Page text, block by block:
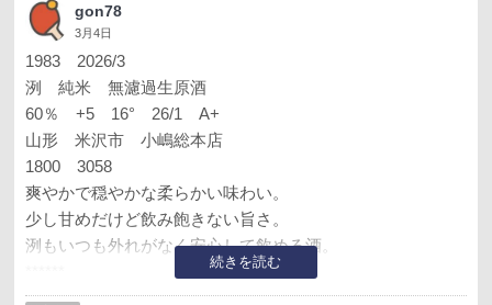
gon78
3月4日
続きを読む
1983 2026/3
洌 純米 無濾過生原酒
60％ +5 16° 26/1 A+
山形 米沢市 小嶋総本店
1800 3058
爽やかで穏やかな柔らかい味わい。
少し甘めだけど飲み飽きない旨さ。
洌もいつも外れがなく安心して飲める酒。
以前の記録も一緒に